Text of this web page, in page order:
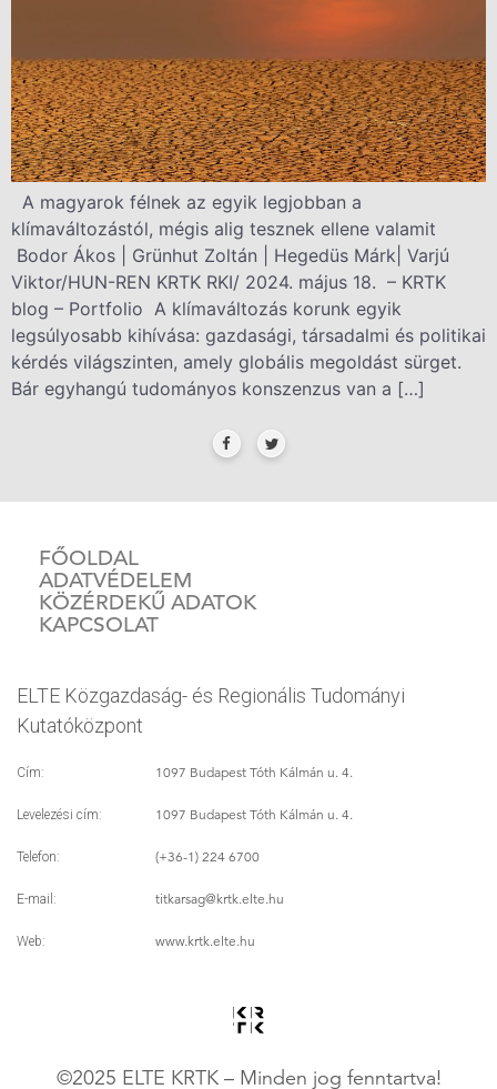
A magyarok félnek az egyik legjobban a
klímaváltozástól, mégis alig tesznek ellene valamit
Bodor Ákos | Grünhut Zoltán | Hegedüs Márk| Varjú
Viktor/HUN-REN KRTK RKI/ 2024. május 18. – KRTK
blog – Portfolio A klímaváltozás korunk egyik
legsúlyosabb kihívása: gazdasági, társadalmi és politikai
kérdés világszinten, amely globális megoldást sürget.
Bár egyhangú tudományos konszenzus van a […]
FŐOLDAL
ADATVÉDELEM
KÖZÉRDEKŰ ADATOK
KAPCSOLAT
ELTE Közgazdaság- és Regionális Tudományi
Kutatóközpont
Cím: 1097 Budapest Tóth Kálmán u. 4.
Levelezési cím: 1097 Budapest Tóth Kálmán u. 4.
Telefon: (+36-1) 224 6700
E-mail: titkarsag@krtk.elte.hu
Web: www.krtk.elte.hu
©2025 ELTE KRTK – Minden jog fenntartva!